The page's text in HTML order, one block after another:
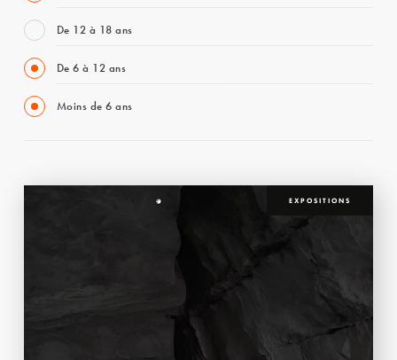
De 12 à 18 ans
De 6 à 12 ans
Moins de 6 ans
EXPOSITIONS